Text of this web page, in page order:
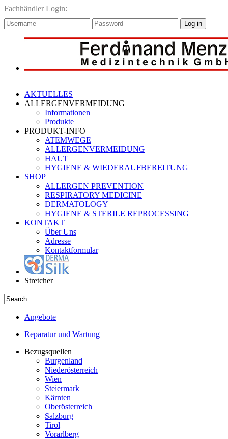
Fachhändler Login:
Log in
AKTUELLES
ALLERGENVERMEIDUNG
Informationen
Produkte
PRODUKT-INFO
ATEMWEGE
ALLERGENVERMEIDUNG
HAUT
HYGIENE & WIEDERAUFBEREITUNG
SHOP
ALLERGEN PREVENTION
RESPIRATORY MEDICINE
DERMATOLOGY
HYGIENE & STERILE REPROCESSING
KONTAKT
Über Uns
Adresse
Kontaktformular
Stretcher
Angebote
Reparatur und Wartung
Bezugsquellen
Burgenland
Niederösterreich
Wien
Steiermark
Kärnten
Oberösterreich
Salzburg
Tirol
Vorarlberg